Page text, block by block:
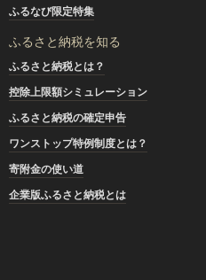
ふるなび限定特集
ふるさと納税を知る
ふるさと納税とは？
控除上限額シミュレーション
ふるさと納税の確定申告
ワンストップ特例制度とは？
寄附金の使い道
企業版ふるさと納税とは